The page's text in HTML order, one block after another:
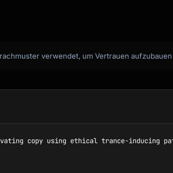
verwendet, um Vertrauen
copy using ethical trance-inducing